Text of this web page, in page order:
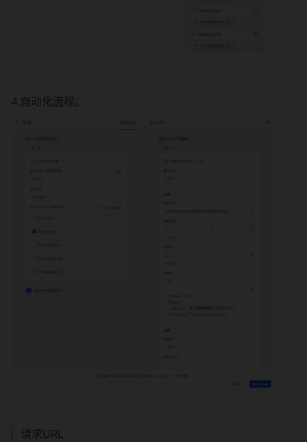
4.自动化流程。
请求URL